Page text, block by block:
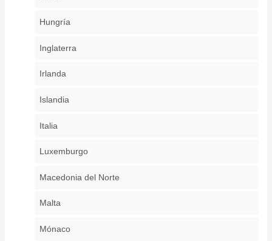
Hungría
Inglaterra
Irlanda
Islandia
Italia
Luxemburgo
Macedonia del Norte
Malta
Mónaco